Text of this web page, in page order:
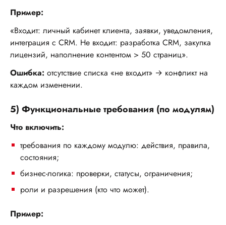
Пример:
«Входит: личный кабинет клиента, заявки, уведомления,
интеграция с CRM. Не входит: разработка CRM, закупка
лицензий, наполнение контентом > 50 страниц».
Ошибка: отсутствие списка «не входит» → конфликт на
каждом изменении.
5) Функциональные требования (по модулям)
Что включить:
требования по каждому модулю: действия, правила,
состояния;
бизнес-логика: проверки, статусы, ограничения;
роли и разрешения (кто что может).
Пример: